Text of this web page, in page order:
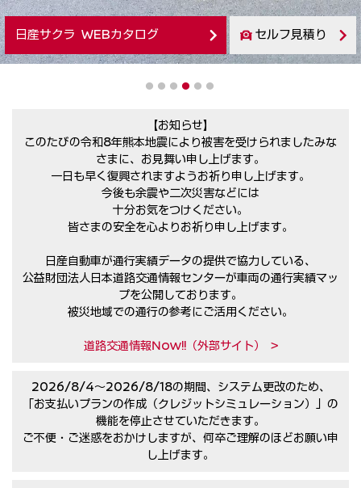
日産サクラ WEBカタログ セルフ見積り
1 2 3 4 5 6
【お知らせ】
このたびの令和8年熊本地震により被害を受けられましたみな
さまに、お見舞い申し上げます。
一日も早く復興されますようお祈り申し上げます。
今後も余震や二次災害などには
十分お気をつけください。
皆さまの安全を心よりお祈り申し上げます。
日産自動車が通行実績データの提供で協力している、
公益財団法人日本道路交通情報センターが車両の通行実績マッ
プを公開しております。
被災地域での通行の参考にご活用ください。
道路交通情報Now!!（外部サイト） >
2026/8/4〜2026/8/18の期間、システム更改のため、
「お支払いプランの作成（クレジットシミュレーション）」の
機能を停止させていただきます。
ご不便・ご迷惑をおかけしますが、何卒ご理解のほどお願い申
し上げます。